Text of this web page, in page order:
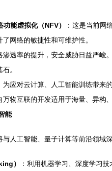
能虚拟化（NFV）
：这是当前网
网络的敏捷性和可维护性。
渗透率的提升，安全威胁日益严
。
为应对云计算、人工智能训练带来
万物互联的开发适用于海量、异构
能
人工智能、量子计算等前沿领域
）
：利用机器学习、深度学习